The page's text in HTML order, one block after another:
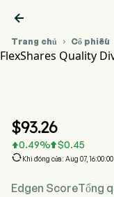

Trang chủ  Cổ phiếu
FlexShares Quality
$93.26
0.49% $0.45
Khi đóng cửa: Aug 07,
Edgen ScoreTổng